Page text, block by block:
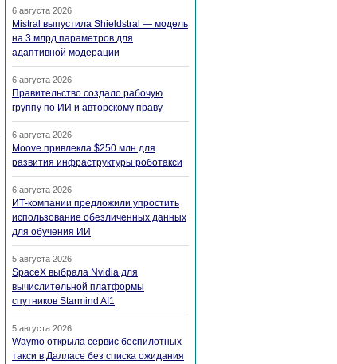
6 августа 2026
Mistral выпустила Shieldstral — модель
на 3 млрд параметров для
адаптивной модерации
6 августа 2026
Правительство создало рабочую
группу по ИИ и авторскому праву
6 августа 2026
Moove привлекла $250 млн для
развития инфраструктуры роботакси
6 августа 2026
ИТ-компании предложили упростить
использование обезличенных данных
для обучения ИИ
5 августа 2026
SpaceX выбрала Nvidia для
вычислительной платформы
спутников Starmind AI1
5 августа 2026
Waymo открыла сервис беспилотных
такси в Далласе без списка ожидания